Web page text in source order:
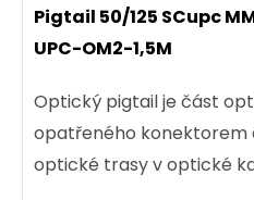
Pigtail 50/125 SCupc
UPC-OM2-1,5M
Optický pigtail je část
opatřeného konektorem
optické trasy v optické